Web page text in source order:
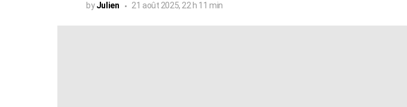
by Julien 21 août 2025, 22 h 11 min